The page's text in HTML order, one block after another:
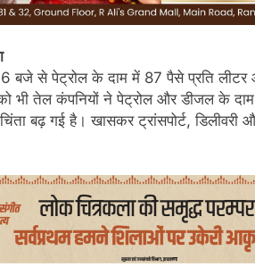
बजे से पेट्रोल के दाम में 87 पैसे प्रति
भी तेल कंपनियों ने पेट्रोल और डीजल के दाम
बढ़ गई है। खासकर ट्रांसपोर्ट, डिलीवरी